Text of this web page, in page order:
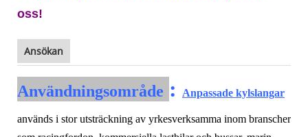
oss!
Ansökan
Användningsområde : Anpassade kylslangar
används i stor utsträckning av yrkesverksamma inom branscher